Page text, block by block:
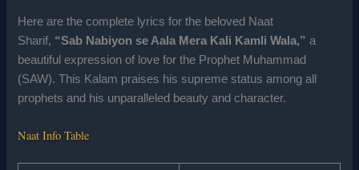
Here are the complete lyrics for the beloved Naat
Sharif, “Sab Nabiyon se Aala Mera Kali Kamli Wala,” a
beautiful expression of love for the Prophet Muhammad
(SAW). This Kalam praises his supreme status among all
prophets and his unparalleled beauty and character.
Naat Info Table